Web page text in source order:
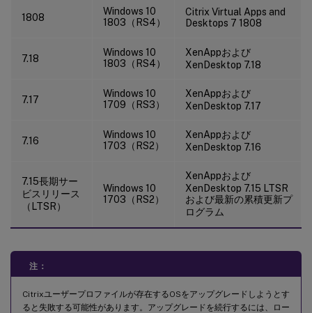
1808
Windows 10
1803（RS4）
Citrix Virtual Apps and
Desktops 7 1808
7.18
Windows 10
1803（RS4）
XenAppおよび
XenDesktop 7.18
7.17
Windows 10
1709（RS3）
XenAppおよび
XenDesktop 7.17
7.16
Windows 10
1703（RS2）
XenAppおよび
XenDesktop 7.16
7.15長期サー
ビスリリース
（LTSR）
Windows 10
1703（RS2）
XenAppおよび
XenDesktop 7.15 LTSR
および最新の累積更新プ
ログラム
注：
Citrixユーザープロファイルが存在するOSをアップグレードしようとす
ると失敗する可能性があります。アップグレードを続行するには、ロー